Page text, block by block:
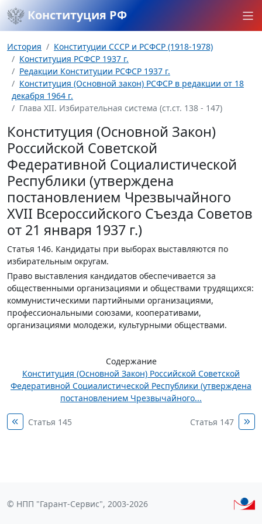
Конституция РФ
История
Конституции СССР и РСФСР (1918-1978)
Конституция РСФСР 1937 г.
Редакции Конституции РСФСР 1937 г.
Конституция (Основной закон) РСФСР в редакции от 18
декабря 1964 г.
Глава XII. Избирательная система (ст.ст. 138 - 147)
Конституция (Основной Закон)
Российской Советской
Федеративной Социалистической
Республики (утверждена
постановлением Чрезвычайного
XVII Всероссийского Съезда Советов
от 21 января 1937 г.)
Статья 146. Кандидаты при выборах выставляются по
избирательным округам.
Право выставления кандидатов обеспечивается за
общественными организациями и обществами трудящихся:
коммунистическими партийными организациями,
профессиональными союзами, кооперативами,
организациями молодежи, культурными обществами.
Содержание
Конституция (Основной Закон) Российской Советской
Федеративной Социалистической Республики (утверждена
постановлением Чрезвычайного...
Статья 145 Статья 147
© НПП "Гарант-Сервис", 2003-2026